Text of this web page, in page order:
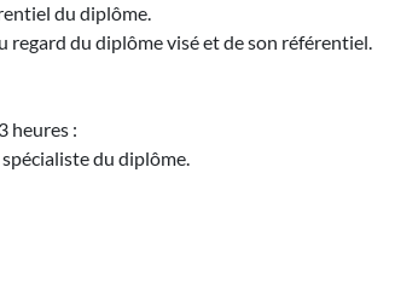
du diplôme.
regard du diplôme visé et de son référentiel.
heures :
du diplôme.